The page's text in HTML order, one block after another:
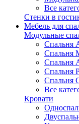
Все
Стенки в
Мебель для
Модульные
Спальня
Спальня
Спальня
Спальня
Спальня
Все
Кровати